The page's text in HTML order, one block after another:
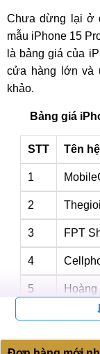
Chưa dừng lại ở
mẫu iPhone 15
là bảng giá của
cửa hàng lớn và
khảo.
Bảng giá
STT Tên
1
2
3 FPT
4
5 Hoàng
Như vậy, giá
với các hệ thống